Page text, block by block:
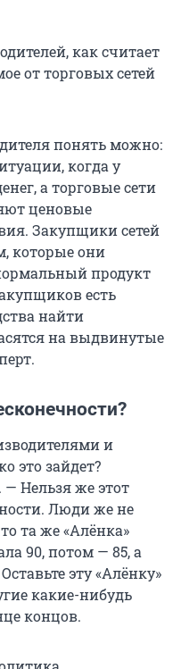
как считает
от торговых сетей
понять можно:
когда у
а торговые сети
ценовые
Закупщики сетей
которые они
продукт
есть
найти
на выдвинутые
и
это зайдет?
Нельзя же этот
Люди же не
та же «Алёнка»
90, потом — 85, а
эту «Алёнку»
какие-нибудь
концов.